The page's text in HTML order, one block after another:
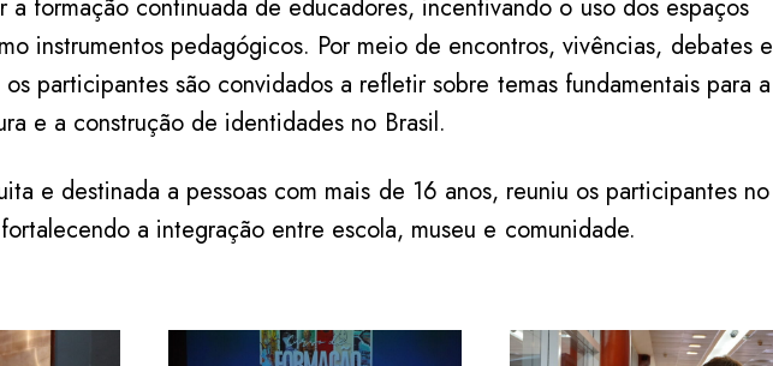
a formação continuada de educadores, incentivando o uso dos espaços
instrumentos pedagógicos. Por meio de encontros, vivências, debates e
participantes são convidados a refletir sobre temas fundamentais para a
e a construção de identidades no Brasil.
e destinada a pessoas com mais de 16 anos, reuniu os participantes no
a integração entre escola, museu e comunidade.